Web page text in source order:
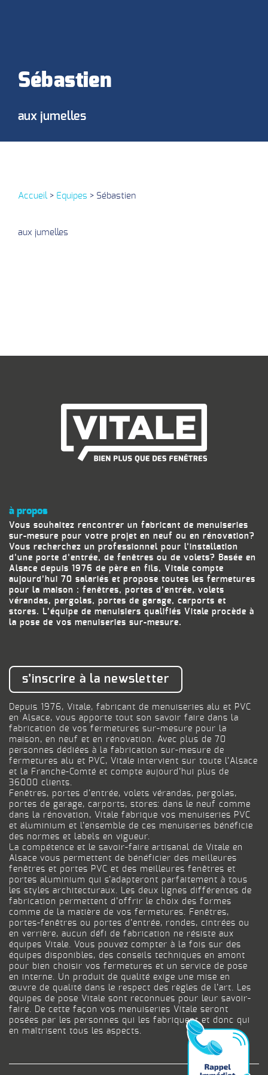
Sébastien
aux jumelles
Accueil> Equipes > Sébastien
aux jumelles
à propos
Vous souhaitez rencontrer un fabricant de menuiseries
sur-mesure pour votre projet en neuf ou en rénovation?
Vous recherchez un professionnel pour l’installation
d’une porte d’entrée, de fenêtres ou de volets? Basée en
Alsace depuis 1976 de père en fils, Vitale compte
aujourd’hui 70 salariés et propose toutes les fermetures
pour la maison : fenêtres, portes d’entrée, volets
vérandas, pergolas, portes de garage, carports et
stores. L’équipe de menuisiers qualifiés Vitale procède à
la pose de vos menuiseries sur-mesure.
s’inscrire à la newsletter
Depuis 1976, Vitale, fabricant de menuiseries alu et PVC
en Alsace, vous apporte tout son savoir faire dans la
fabrication de vos fermetures sur-mesure pour la
maison, en neuf et en rénovation. Avec plus de 70
personnes dédiées à la fabrication sur-mesure de
fermetures alu et PVC, Vitale intervient sur toute l’Alsace
et la Franche-Comté et compte aujourd’hui plus de
36000 clients.
Fenêtres, portes d’entrée, volets vérandas, pergolas,
portes de garage, carports, stores: dans le neuf comme
dans la rénovation, Vitale fabrique vos menuiseries PVC
et aluminium et l’ensemble de ces menuiseries bénéficie
des normes et labels en vigueur.
La compétence et le savoir-faire artisanal de Vitale en
Alsace vous permettent de bénéficier des meilleures
fenêtres et portes PVC et des meilleures fenêtres et
portes aluminium qui s’adapteront parfaitement à tous
les styles architecturaux. Les deux lignes différentes de
fabrication permettent d’offrir le choix des formes
comme de la matière de vos fermetures. Fenêtres,
portes-fenêtres ou portes d’entrée, rondes, cintrées ou
en verrière, aucun défi de fabrication ne résiste aux
équipes Vitale. Vous pouvez compter à la fois sur des
équipes disponibles, des conseils techniques en amont
pour bien choisir vos fermetures et un service de pose
en interne. Un produit de qualité exige une mise en
œuvre de qualité dans le respect des règles de l’art. Les
équipes de pose Vitale sont reconnues pour leur savoir-
faire. De cette façon vos menuiseries Vitale seront
posées par les personnes qui les fabriquent et donc qui
en maîtrisent tous les aspects.